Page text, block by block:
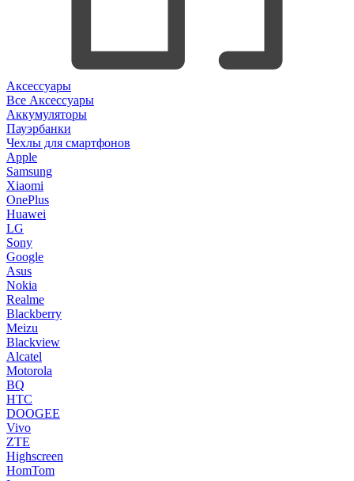
Аксессуары
Все Аксессуары
Аккумуляторы
Пауэрбанки
Чехлы для смартфонов
Apple
Samsung
Xiaomi
OnePlus
Huawei
LG
Sony
Google
Asus
Nokia
Realme
Blackberry
Meizu
Blackview
Alcatel
Motorola
BQ
HTC
DOOGEE
Vivo
ZTE
Highscreen
HomTom